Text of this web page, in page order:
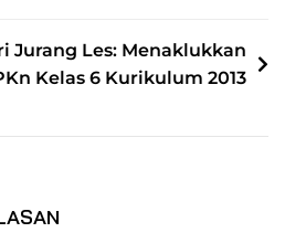
Jurang Les: Menaklukkan
Kelas 6 Kurikulum 2013